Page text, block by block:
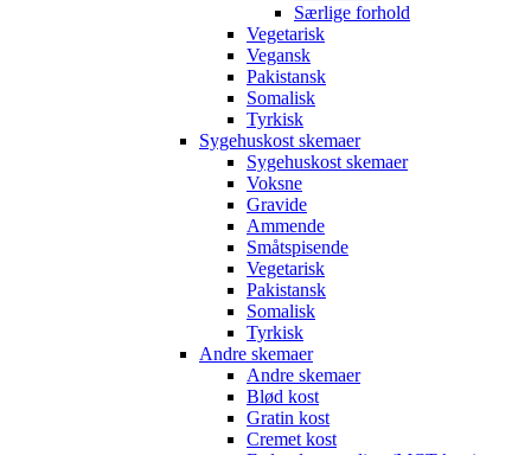
Særlige forhold
Vegetarisk
Vegansk
Pakistansk
Somalisk
Tyrkisk
Sygehuskost skemaer
Sygehuskost skemaer
Voksne
Gravide
Ammende
Småtspisende
Vegetarisk
Pakistansk
Somalisk
Tyrkisk
Andre skemaer
Andre skemaer
Blød kost
Gratin kost
Cremet kost